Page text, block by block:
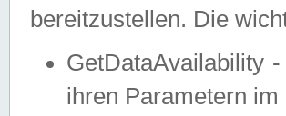
bereitzustellen. Die
GetDataAvailability
ihren Parametern im